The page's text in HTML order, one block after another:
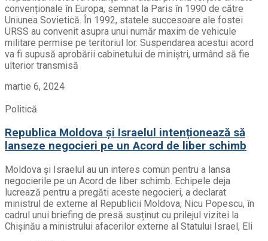
convenționale în Europa, semnat la Paris în 1990 de către
Uniunea Sovietică. În 1992, statele succesoare ale fostei
URSS au convenit asupra unui număr maxim de vehicule
militare permise pe teritoriul lor. Suspendarea acestui acord
va fi supusă aprobării cabinetului de miniștri, urmând să fie
ulterior transmisă
martie 6, 2024
Politică
Republica Moldova și Israelul intenționează să
lanseze negocieri pe un Acord de liber schimb
Moldova și Israelul au un interes comun pentru a lansa
negocierile pe un Acord de liber schimb. Echipele deja
lucrează pentru a pregăti aceste negocieri, a declarat
ministrul de externe al Republicii Moldova, Nicu Popescu, în
cadrul unui briefing de presă susținut cu prilejul vizitei la
Chișinău a ministrului afacerilor externe al Statului Israel, Eli